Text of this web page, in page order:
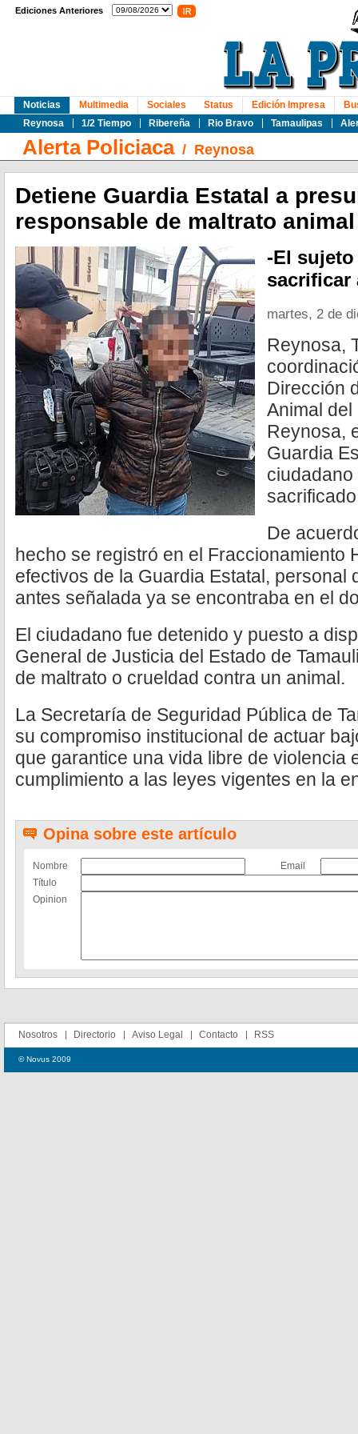
Ediciones Anteriores
Noticias
Reynosa
1/2 Tiempo Ribereña Rio Bravo Tamaulipas
Multimedia Sociales Status Edición Impresa
Alerta Policiaca/ Reynosa
Detiene Guardia Estatal a
responsable de maltrato animal
-El
sacrificar
martes, 2 de
Reynosa,
Dirección
Animal
Reynosa,
Guardia
De
hecho se registró en el Fraccionamiento
efectivos de la Guardia Estatal, personal
antes señalada ya se encontraba en el
El ciudadano fue detenido y puesto a
General de Justicia del Estado de
de maltrato o crueldad contra un animal.
La Secretaría de Seguridad Pública de
su compromiso institucional de actuar
que garantice una vida libre de violencia
cumplimiento a las leyes vigentes en la
Opina sobre este artículo
Nombre
Email
Título
Opinion
Nosotros Directorio Aviso Legal Contacto RSS
© Novus 2009